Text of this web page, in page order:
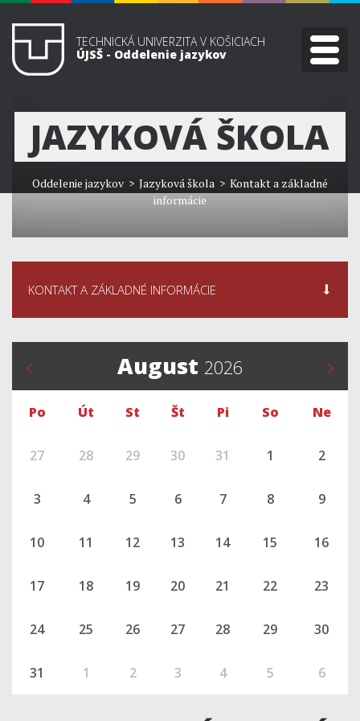
TECHNICKÁ UNIVERZITA V KOŠICIACH
ÚJSŠ - Oddelenie jazykov
JAZYKOVÁ ŠKOLA
Oddelenie jazykov > Jazyková škola > Kontakt a základné
informácie
KONTAKT A ZÁKLADNÉ INFORMÁCIE
August 2026
Po Út St Št Pi So Ne
27 28 29 30 31 1 2
3 4 5 6 7 8 9
10 11 12 13 14 15 16
17 18 19 20 21 22 23
24 25 26 27 28 29 30
31 1 2 3 4 5 6